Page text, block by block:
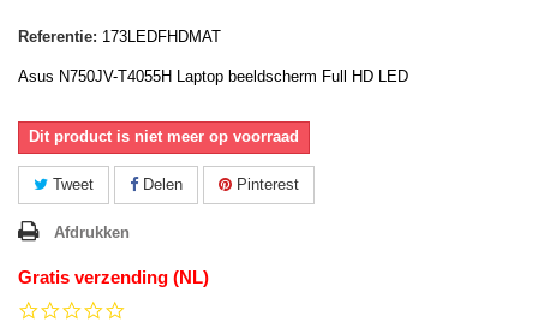
Referentie: 173LEDFHDMAT
Asus N750JV-T4055H Laptop beeldscherm Full HD LED
Dit product is niet meer op voorraad
Tweet Delen Pinterest
Afdrukken
Gratis verzending (NL)